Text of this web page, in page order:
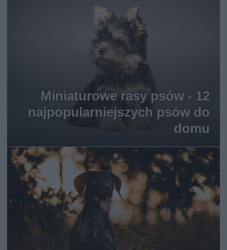
Miniaturowe rasy psów - 12
najpopularniejszych psów do
domu